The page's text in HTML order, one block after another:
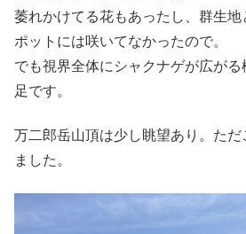
萎れかけてる花もあったし、群生
ポットには咲いてなかったので。
でも視界全体にシャクナゲが広が
足です。
万二郎岳山頂は少し眺望あり。ただ
ました。